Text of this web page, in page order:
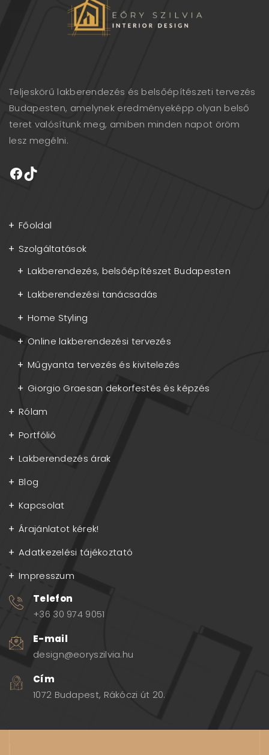
Teljeskörű lakberendezés és belsőépítészeti tervezés
Budapesten, amelynek eredményeképp olyan belső
teret valósítunk meg, amiben minden napot öröm
lesz megélni.
Főoldal
Szolgáltatások
Lakberendezés, belsőépítészet Budapesten
Lakberendezési tanácsadás
Home Styling
Online lakberendezési tervezés
Műgyanta tervezés és kivitelezés
Giorgio Graesan dekorfestés és képzés
Rólam
Portfólió
Lakberendezés árak
Blog
Kapcsolat
Árajánlatot kérek!
Adatkezelési tájékoztató
Impresszum
Telefon
+36 30 974 9051
E-mail
design@eoryszilvia.hu
Cím
1072 Budapest, Rákóczi út 20.